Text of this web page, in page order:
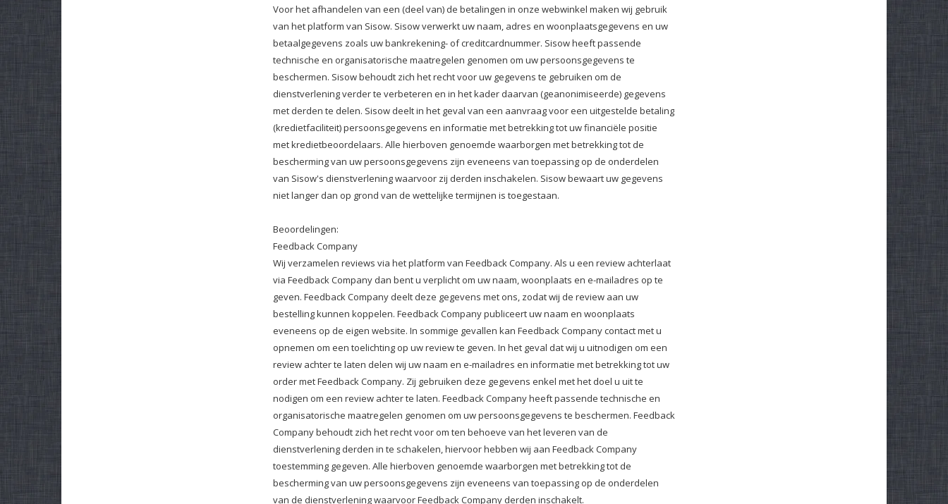
Voor het afhandelen van een (deel van) de betalingen in onze webwinkel maken wij gebruik
van het platform van Sisow. Sisow verwerkt uw naam, adres en woonplaatsgegevens en uw
betaalgegevens zoals uw bankrekening- of creditcardnummer. Sisow heeft passende
technische en organisatorische maatregelen genomen om uw persoonsgegevens te
beschermen. Sisow behoudt zich het recht voor uw gegevens te gebruiken om de
dienstverlening verder te verbeteren en in het kader daarvan (geanonimiseerde) gegevens
met derden te delen. Sisow deelt in het geval van een aanvraag voor een uitgestelde betaling
(kredietfaciliteit) persoonsgegevens en informatie met betrekking tot uw financiële positie
met kredietbeoordelaars. Alle hierboven genoemde waarborgen met betrekking tot de
bescherming van uw persoonsgegevens zijn eveneens van toepassing op de onderdelen
van Sisow's dienstverlening waarvoor zij derden inschakelen. Sisow bewaart uw gegevens
niet langer dan op grond van de wettelijke termijnen is toegestaan.
Beoordelingen:
Feedback Company
Wij verzamelen reviews via het platform van Feedback Company. Als u een review achterlaat
via Feedback Company dan bent u verplicht om uw naam, woonplaats en e-mailadres op te
geven. Feedback Company deelt deze gegevens met ons, zodat wij de review aan uw
bestelling kunnen koppelen. Feedback Company publiceert uw naam en woonplaats
eveneens op de eigen website. In sommige gevallen kan Feedback Company contact met u
opnemen om een toelichting op uw review te geven. In het geval dat wij u uitnodigen om een
review achter te laten delen wij uw naam en e-mailadres en informatie met betrekking tot uw
order met Feedback Company. Zij gebruiken deze gegevens enkel met het doel u uit te
nodigen om een review achter te laten. Feedback Company heeft passende technische en
organisatorische maatregelen genomen om uw persoonsgegevens te beschermen. Feedback
Company behoudt zich het recht voor om ten behoeve van het leveren van de
dienstverlening derden in te schakelen, hiervoor hebben wij aan Feedback Company
toestemming gegeven. Alle hierboven genoemde waarborgen met betrekking tot de
bescherming van uw persoonsgegevens zijn eveneens van toepassing op de onderdelen
van de dienstverlening waarvoor Feedback Company derden inschakelt.